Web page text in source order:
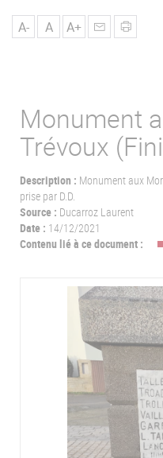
A- A A+
Monument
Trévoux
Description : Monument aux
prise par D.D.
Source : Ducarroz Laurent
Date : 14/12/2021
Contenu lié à ce document :